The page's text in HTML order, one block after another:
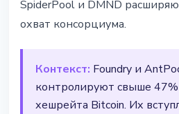
SpiderPool и DMND
охват консорциума.
Контекст: Foundry и
контролируют свыше 47%
хешрейта Bitcoin. Их